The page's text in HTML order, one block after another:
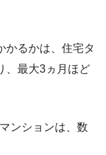
かるかは、住宅タ
最大3ヵ月 ほど
ンションは、数